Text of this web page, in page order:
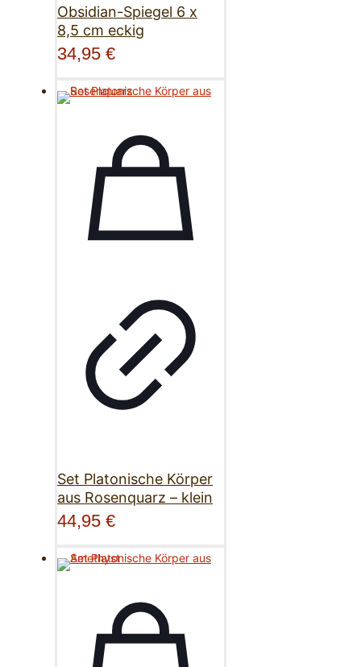
Obsidian-Spiegel 6 x
8,5 cm eckig
34,95 €
Set Platonische Körper
aus Rosenquarz – klein
44,95 €